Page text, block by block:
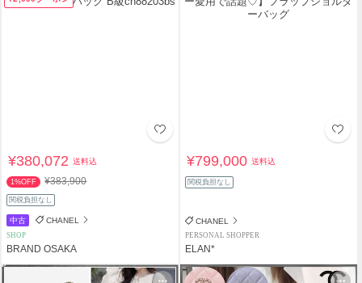
¥380,072送料込
1%OFF ¥383,900
関税負担なし
中古 CHANEL
SHOP
BRAND OSAKA
¥799,000送料込
関税負担なし
CHANEL
PERSONAL SHOPPER
ELAN*